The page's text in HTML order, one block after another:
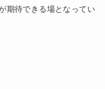
期待できる場となってい